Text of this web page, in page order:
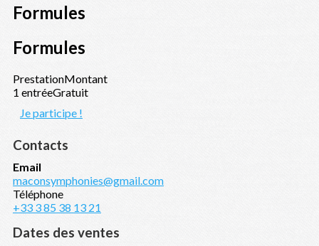
Formules
Formules
PrestationMontant
1 entréeGratuit
Je participe !
Contacts
Email
maconsymphonies@gmail.com
Téléphone
+33 3 85 38 13 21
Dates des ventes